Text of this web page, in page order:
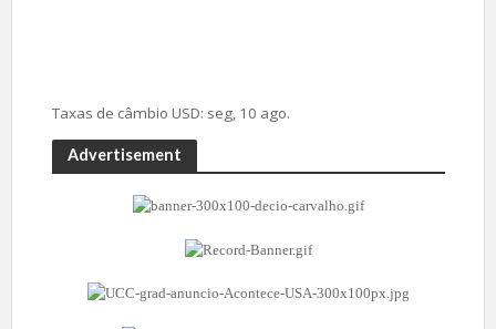
Taxas de câmbio USD: seg, 10 ago.
Advertisement